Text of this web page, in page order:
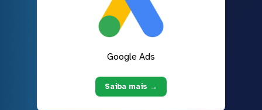
Google Ads
Saiba mais →